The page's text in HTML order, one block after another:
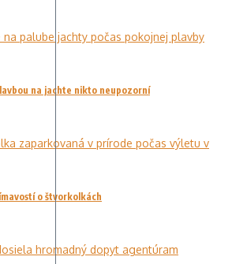
na jachte nikto neupozorní
o štvorkolkách